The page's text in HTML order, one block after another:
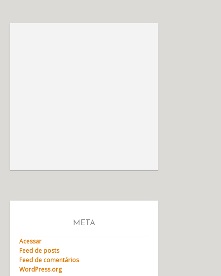
META
Acessar
Feed de posts
Feed de comentários
WordPress.org